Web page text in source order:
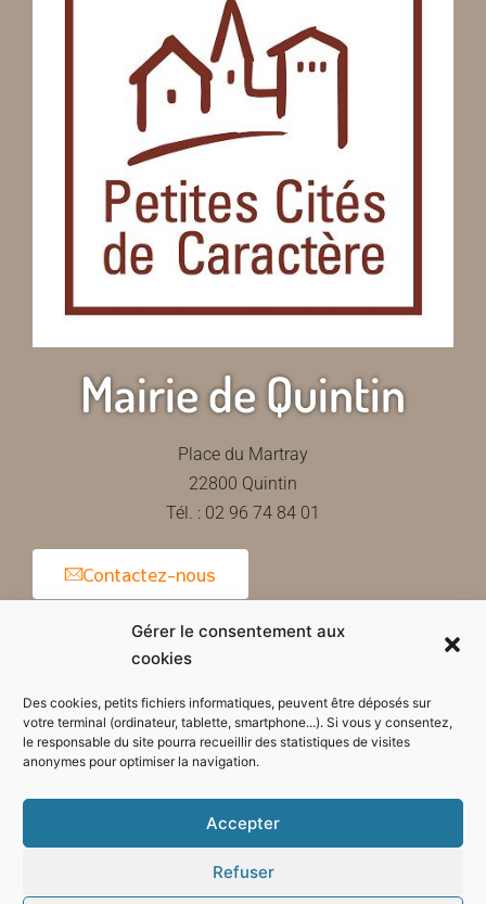
Gérer le consentement aux
cookies
Des cookies, petits fichiers informatiques, peuvent être déposés sur
votre terminal (ordinateur, tablette, smartphone...). Si vous y consentez,
le responsable du site pourra recueillir des statistiques de visites
anonymes pour optimiser la navigation.
Accepter
Refuser
Mairie de Quintin
Place du Martray
22800 Quintin
Tél. : 02 96 74 84 01
Contactez-nous
Horaires d'ouverture de la mairie